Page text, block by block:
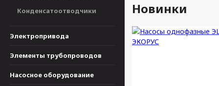
Конденсатоотводчики
Электропривода
Элементы трубопроводов
Насосное оборудование
Новинки